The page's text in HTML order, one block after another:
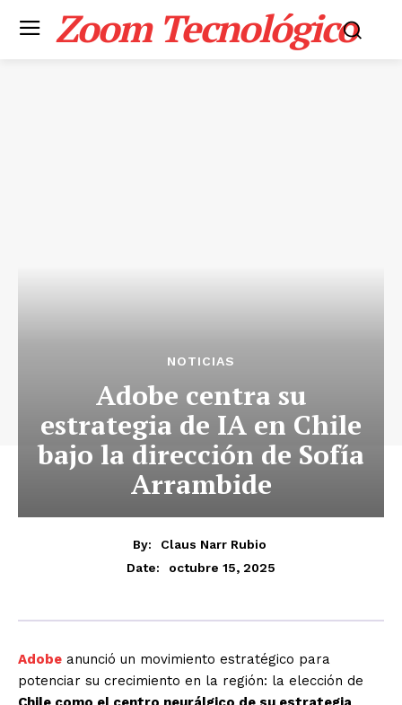
Zoom Tecnológico
NOTICIAS
Adobe centra su
estrategia de IA en Chile
bajo la dirección de Sofía
Arrambide
By:
Claus Narr Rubio
Date:
octubre 15, 2025
Adobe anunció un movimiento estratégico para
potenciar su crecimiento en la región: la elección de